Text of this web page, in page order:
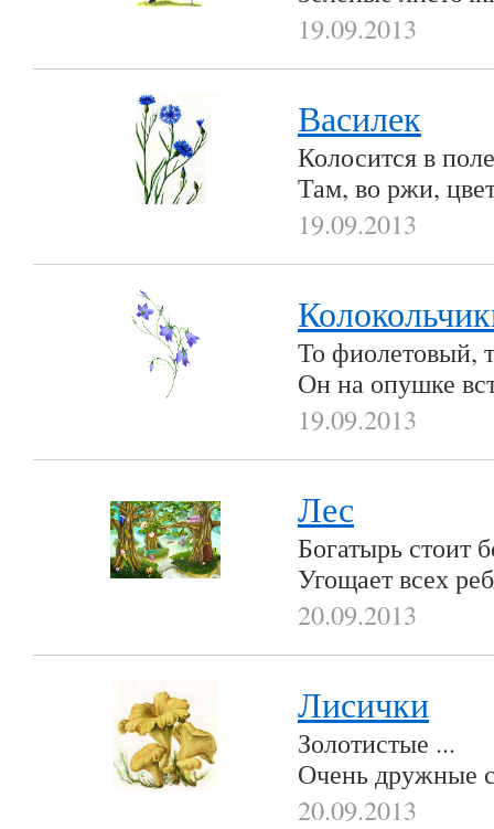
19.09.2013
Василек
Колосится в
Там, во ржи,
19.09.2013
То фиолетовый,
Он на опушке
19.09.2013
Лес
Богатырь стоит
Угощает всех
20.09.2013
Лисички
Золотистые ...
Очень дружные
20.09.2013